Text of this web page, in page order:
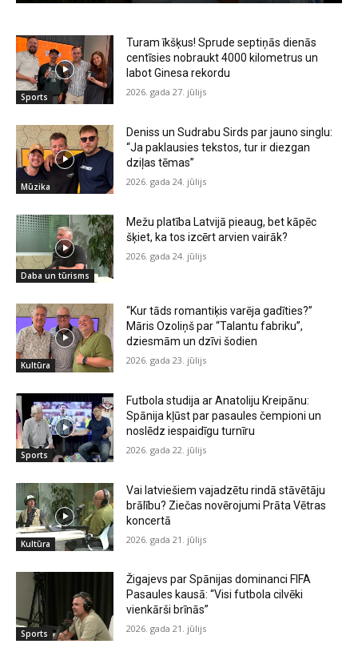
Sports
Turam īkšķus! Sprude septiņās dienās
centīsies nobraukt 4000 kilometrus un
labot Ginesa rekordu
2026. gada 27. jūlijs
Mūzika
Deniss un Sudrabu Sirds par jauno singlu:
“Ja paklausies tekstos, tur ir diezgan
dziļas tēmas”
2026. gada 24. jūlijs
Daba un tūrisms
Mežu platība Latvijā pieaug, bet kāpēc
šķiet, ka tos izcērt arvien vairāk?
2026. gada 24. jūlijs
Kultūra
“Kur tāds romantiķis varēja gadīties?”
Māris Ozoliņš par “Talantu fabriku”,
dziesmām un dzīvi šodien
2026. gada 23. jūlijs
Sports
Futbola studija ar Anatoliju Kreipānu:
Spānija kļūst par pasaules čempioni un
noslēdz iespaidīgu turnīru
2026. gada 22. jūlijs
Kultūra
Vai latviešiem vajadzētu rindā stāvētāju
brālību? Ziečas novērojumi Prāta Vētras
koncertā
2026. gada 21. jūlijs
Sports
Žigajevs par Spānijas dominanci FIFA
Pasaules kausā: “Visi futbola cilvēki
vienkārši brīnās”
2026. gada 21. jūlijs